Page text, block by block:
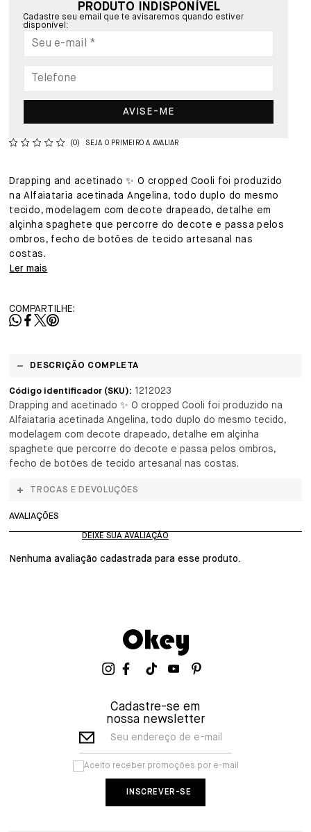
PRODUTO INDISPONÍVEL
Cadastre seu email que te avisaremos quando estiver
disponível:
AVISE-ME
(0) SEJA O PRIMEIRO A AVALIAR
Drapping and acetinado ✨ O cropped Cooli foi produzido
na Alfaiataria acetinada Angelina, todo duplo do mesmo
tecido, modelagem com decote drapeado, detalhe em
alçinha spaghete que percorre do decote e passa pelos
ombros, fecho de botões de tecido artesanal nas
costas.
Ler mais
COMPARTILHE:
DESCRIÇÃO COMPLETA
Código identificador (SKU): 1212023
Drapping and acetinado ✨ O cropped Cooli foi produzido na
Alfaiataria acetinada Angelina, todo duplo do mesmo tecido,
modelagem com decote drapeado, detalhe em alçinha
spaghete que percorre do decote e passa pelos ombros,
fecho de botões de tecido artesanal nas costas.
TROCAS E DEVOLUÇÕES
AVALIAÇÕES
Nenhuma avaliação cadastrada para esse produto.
Cadastre-se em
nossa newsletter
Seu endereço de e-mail
Aceito receber promoções por e-mail